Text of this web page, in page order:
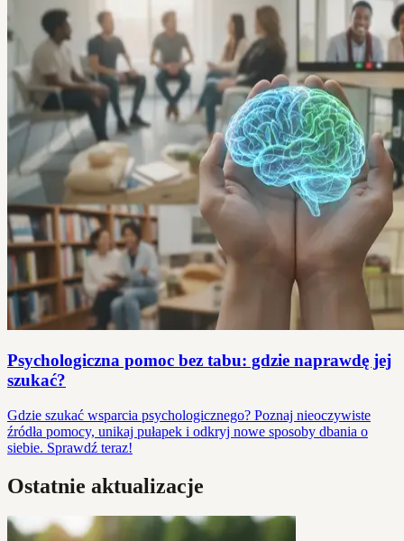
Psychologiczna pomoc bez tabu: gdzie naprawdę jej
szukać?
Gdzie szukać wsparcia psychologicznego? Poznaj nieoczywiste
źródła pomocy, unikaj pułapek i odkryj nowe sposoby dbania o
siebie. Sprawdź teraz!
Ostatnie aktualizacje